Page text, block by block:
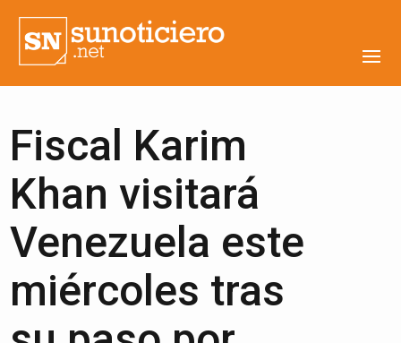
Fiscal Karim
Khan visitará
Venezuela este
miércoles tras